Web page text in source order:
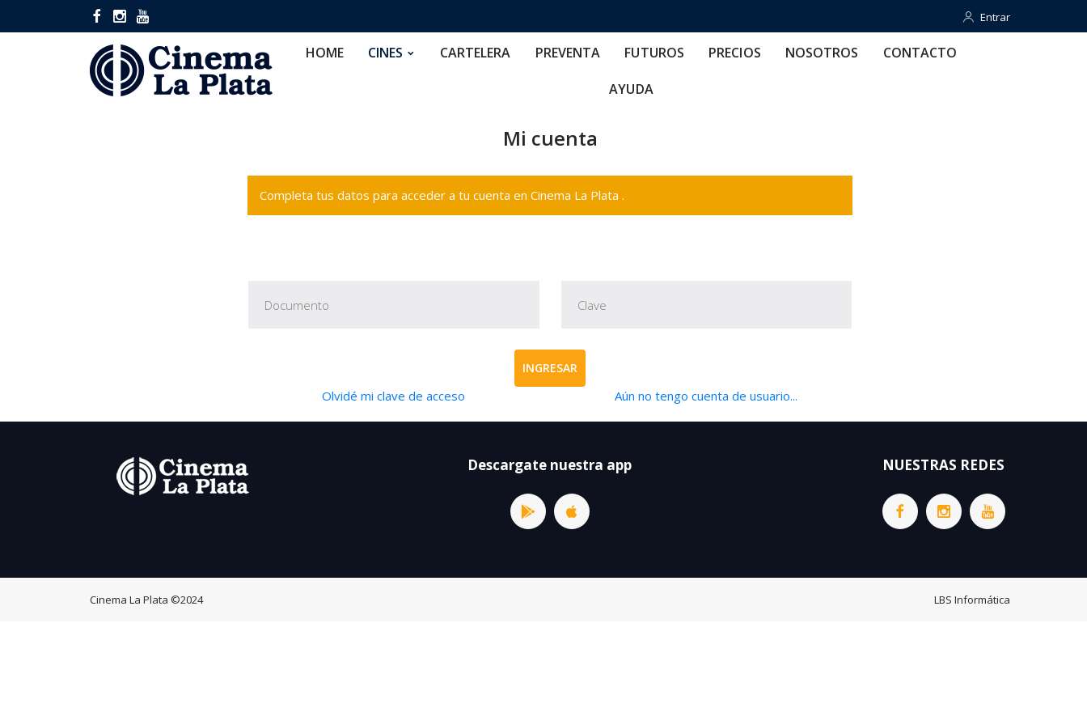
Entrar
Entrar
HOME CINES CARTELERA PREVENTA FUTUROS PRECIOS NOSOTROS CONTACTO
AYUDA
Mi cuenta
Completa tus datos para acceder a tu cuenta en Cinema La Plata .
INGRESAR
Olvidé mi clave de acceso Aún no tengo cuenta de usuario...
Descargate nuestra app NUESTRAS REDES
Cinema La Plata ©2024 LBS Informática